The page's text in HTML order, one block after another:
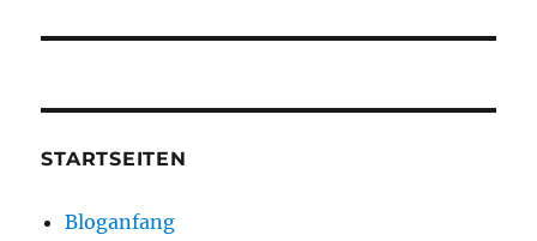
STARTSEITEN
Bloganfang